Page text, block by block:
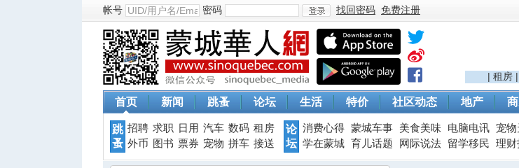
帐号 密码
登
找回密码 免费注册
| 租房 |
首页 新闻 跳蚤 论坛 生活 特价 社区动态 地产
跳
蚤
招聘 求职 日用 汽车 数码 租房
外币
图书 票券 宠物 拼车 接送
论
坛
消费心得 蒙城车事 美食美味 电脑电讯 宠
学在蒙城 育儿话题 网际说法 留学移民 理财